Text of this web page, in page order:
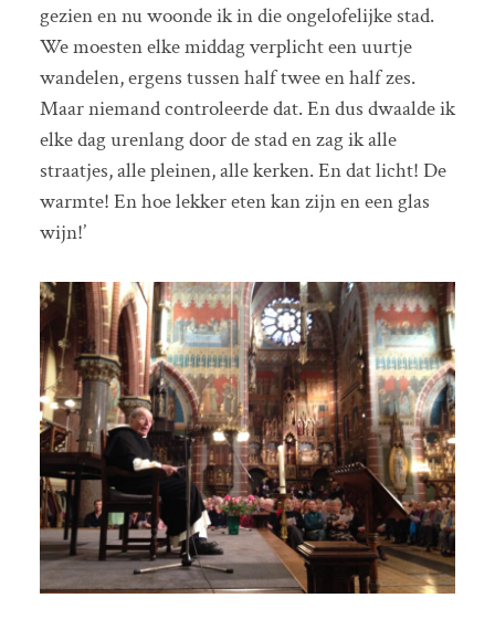
gezien en nu woonde ik in die ongelofelijke stad.
We moesten elke middag verplicht een uurtje
wandelen, ergens tussen half twee en half zes.
Maar niemand controleerde dat. En dus dwaalde ik
elke dag urenlang door de stad en zag ik alle
straatjes, alle pleinen, alle kerken. En dat licht! De
warmte! En hoe lekker eten kan zijn en een glas
wijn!’